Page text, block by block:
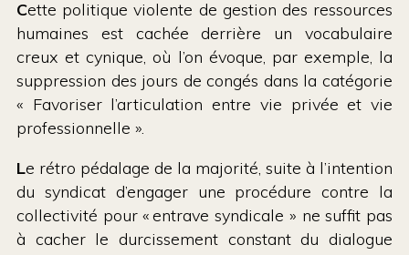
Cette politique violente de gestion des ressources
humaines est cachée derrière un vocabulaire
creux et cynique, où l’on évoque, par exemple, la
suppression des jours de congés dans la catégorie
« Favoriser l’articulation entre vie privée et vie
professionnelle ».
Le rétro pédalage de la majorité, suite à l’intention
du syndicat d’engager une procédure contre la
collectivité pour « entrave syndicale » ne suffit pas
à cacher le durcissement constant du dialogue